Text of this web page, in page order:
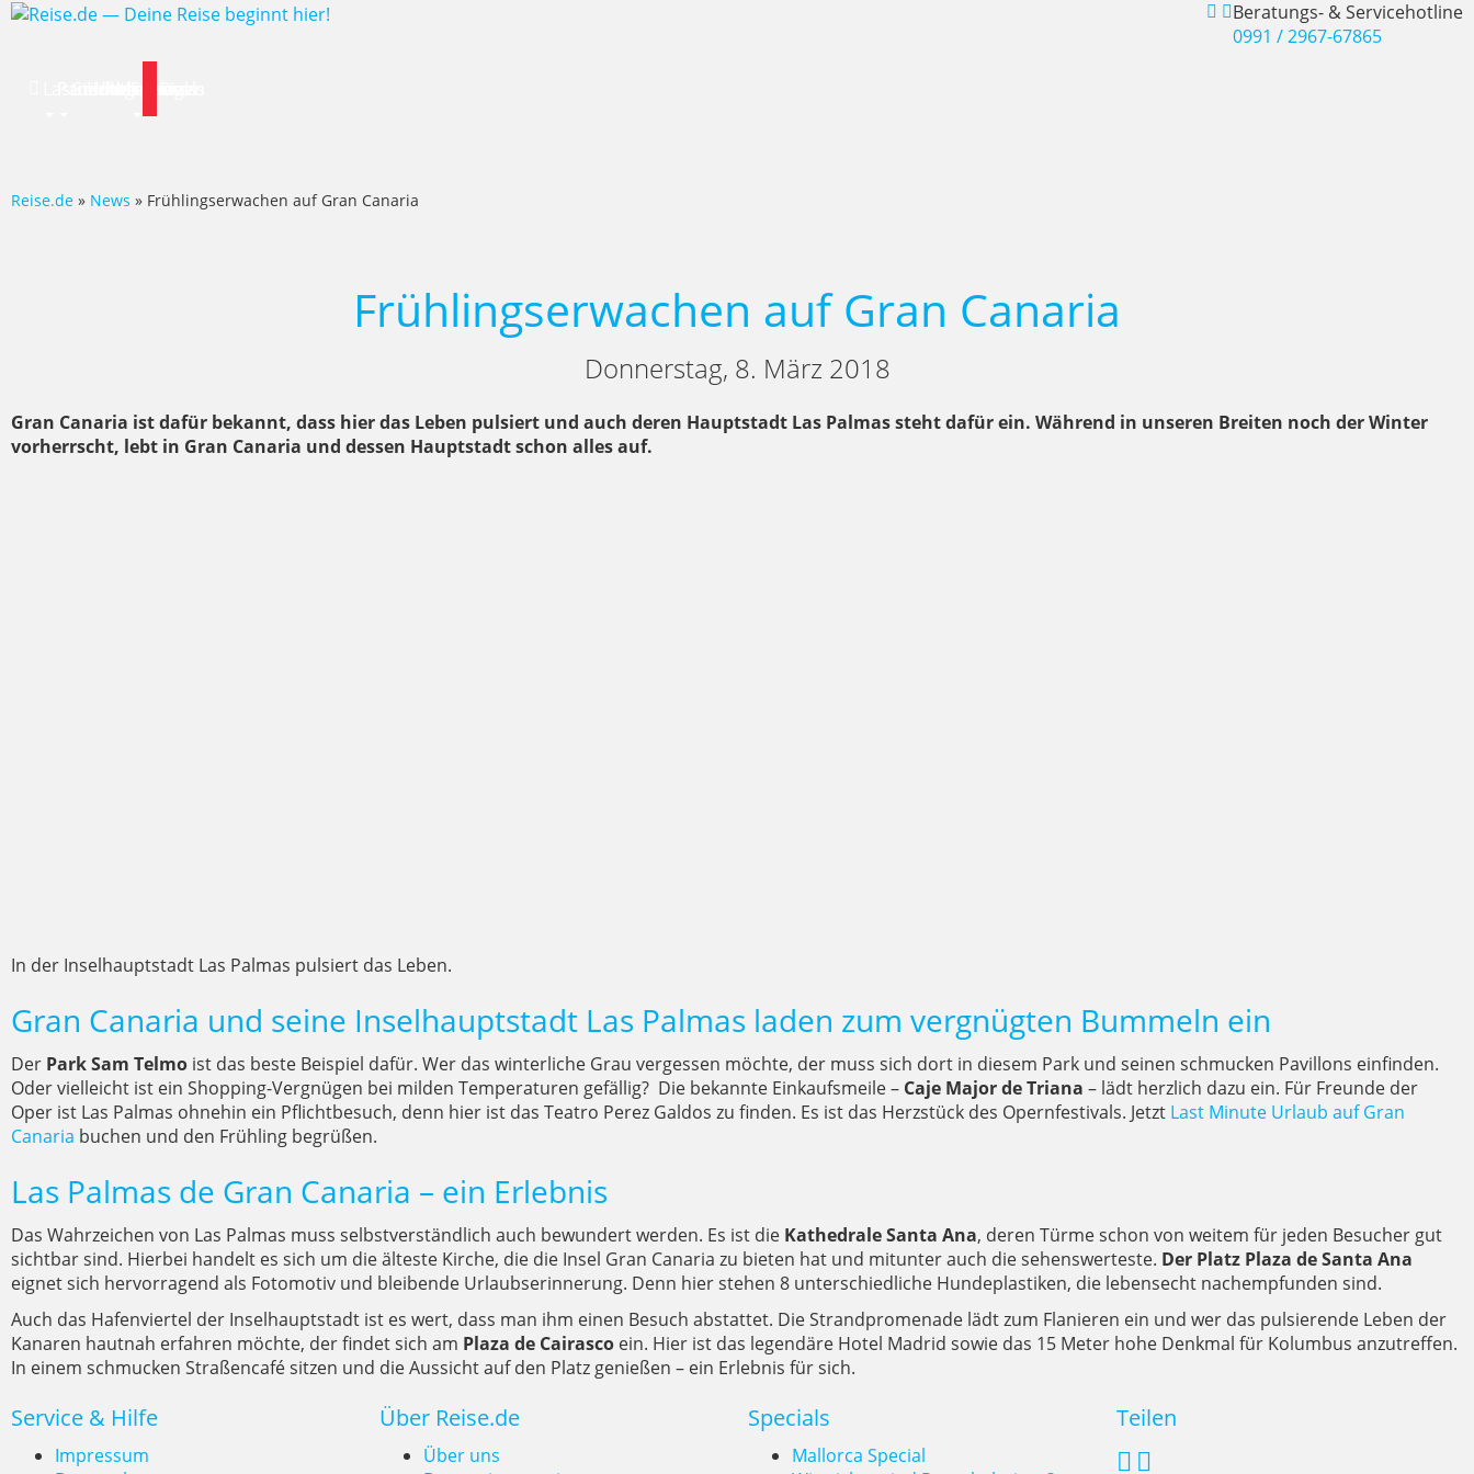
Beratungs- & Servicehotline
0991 / 2967-67865
Reise.de » News » Frühlingserwachen auf Gran Canaria
Frühlingserwachen auf Gran Canaria
Donnerstag, 8. März 2018
Gran Canaria ist dafür bekannt, dass hier das Leben pulsiert und auch deren Hauptstadt Las Palmas steht dafür ein. Während in unseren Breiten noch der Winter
vorherrscht, lebt in Gran Canaria und dessen Hauptstadt schon alles auf.
In der Inselhauptstadt Las Palmas pulsiert das Leben.
Gran Canaria und seine Inselhauptstadt Las Palmas laden zum vergnügten Bummeln ein
Der Park Sam Telmo ist das beste Beispiel dafür. Wer das winterliche Grau vergessen möchte, der muss sich dort in diesem Park und seinen schmucken Pavillons einfinden.
Oder vielleicht ist ein Shopping-Vergnügen bei milden Temperaturen gefällig? Die bekannte Einkaufsmeile – Caje Major de Triana – lädt herzlich dazu ein. Für Freunde der
Oper ist Las Palmas ohnehin ein Pflichtbesuch, denn hier ist das Teatro Perez Galdos zu finden. Es ist das Herzstück des Opernfestivals. Jetzt Last Minute Urlaub auf Gran
Canaria buchen und den Frühling begrüßen.
Las Palmas de Gran Canaria – ein Erlebnis
Das Wahrzeichen von Las Palmas muss selbstverständlich auch bewundert werden. Es ist die Kathedrale Santa Ana, deren Türme schon von weitem für jeden Besucher gut
sichtbar sind. Hierbei handelt es sich um die älteste Kirche, die die Insel Gran Canaria zu bieten hat und mitunter auch die sehenswerteste. Der Platz Plaza de Santa Ana
eignet sich hervorragend als Fotomotiv und bleibende Urlaubserinnerung. Denn hier stehen 8 unterschiedliche Hundeplastiken, die lebensecht nachempfunden sind.
Auch das Hafenviertel der Inselhauptstadt ist es wert, dass man ihm einen Besuch abstattet. Die Strandpromenade lädt zum Flanieren ein und wer das pulsierende Leben der
Kanaren hautnah erfahren möchte, der findet sich am Plaza de Cairasco ein. Hier ist das legendäre Hotel Madrid sowie das 15 Meter hohe Denkmal für Kolumbus anzutreffen.
In einem schmucken Straßencafé sitzen und die Aussicht auf den Platz genießen – ein Erlebnis für sich.
Service & Hilfe
Impressum
Über Reise.de
Über uns
Specials
Mallorca Special
Teilen